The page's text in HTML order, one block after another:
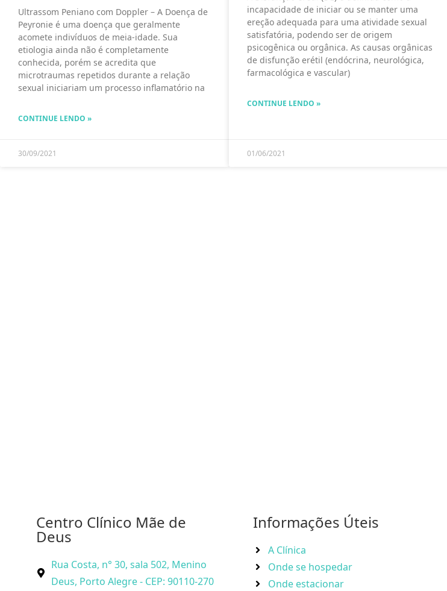
Ultrassom Peniano com Doppler – A Doença de
Peyronie é uma doença que geralmente
acomete indivíduos de meia-idade. Sua
etiologia ainda não é completamente
conhecida, porém se acredita que
microtraumas repetidos durante a relação
sexual iniciariam um processo inflamatório na
CONTINUE LENDO »
30/09/2021
incapacidade de iniciar ou se manter uma
ereção adequada para uma atividade sexual
satisfatória, podendo ser de origem
psicogênica ou orgânica. As causas orgânicas
de disfunção erétil (endócrina, neurológica,
farmacológica e vascular)
CONTINUE LENDO »
01/06/2021
Centro Clínico Mãe de
Deus
Rua Costa, n° 30, sala 502, Menino
Deus, Porto Alegre - CEP: 90110-270
Informações Úteis
A Clínica
Onde se hospedar
Onde estacionar